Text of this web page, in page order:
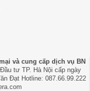
và cung cấp dịch vụ BN
tư TP. Hà Nội cấp ngày
Đạt Hotline: 087.66.99.222